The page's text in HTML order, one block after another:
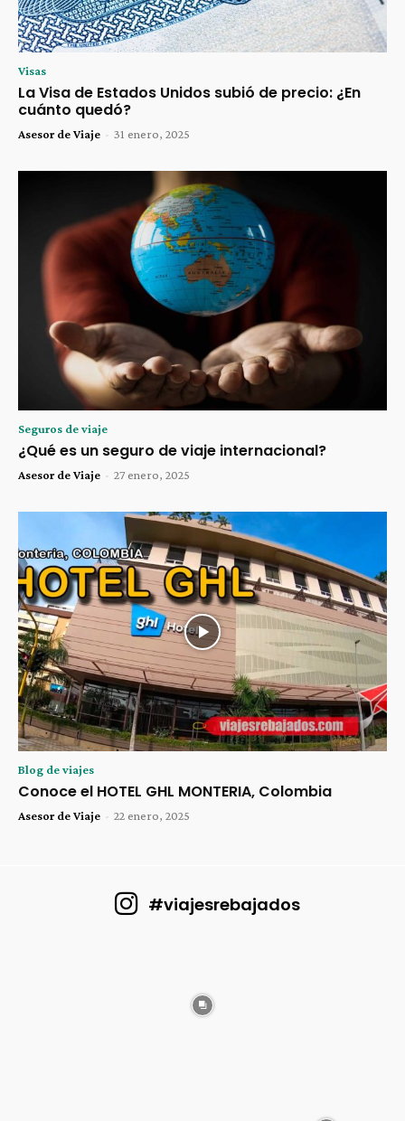
Visas
La Visa de Estados Unidos subió de precio: ¿En
cuánto quedó?
Asesor de Viaje - 31 enero, 2025
Seguros de viaje
¿Qué es un seguro de viaje internacional?
Asesor de Viaje - 27 enero, 2025
Blog de viajes
Conoce el HOTEL GHL MONTERIA, Colombia
Asesor de Viaje - 22 enero, 2025
#viajesrebajados